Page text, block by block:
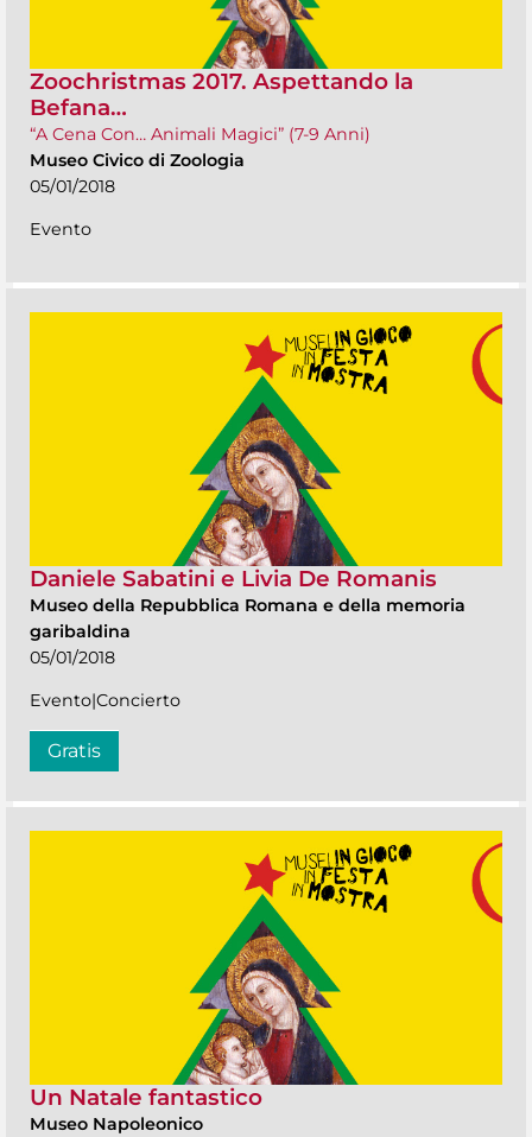
Zoochristmas 2017. Aspettando la
Befana…
“A Cena Con… Animali Magici” (7-9 Anni)
Museo Civico di Zoologia
05/01/2018
Evento
Daniele Sabatini e Livia De Romanis
Museo della Repubblica Romana e della memoria
garibaldina
05/01/2018
Evento|Concierto
Gratis
Un Natale fantastico
Museo Napoleonico